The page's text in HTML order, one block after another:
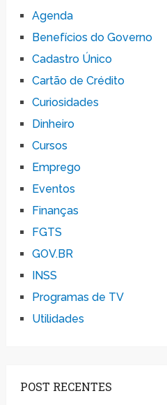
Agenda
Benefícios do Governo
Cadastro Único
Cartão de Crédito
Curiosidades
Dinheiro
Cursos
Emprego
Eventos
Finanças
FGTS
GOV.BR
INSS
Programas de TV
Utilidades
POST RECENTES